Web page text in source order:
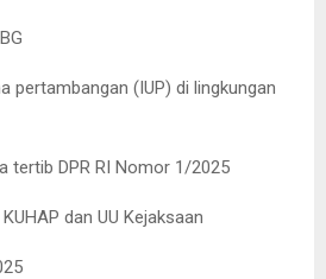
pertambangan (IUP) di lingkungan
tertib DPR RI Nomor 1/2025
dan UU Kejaksaan